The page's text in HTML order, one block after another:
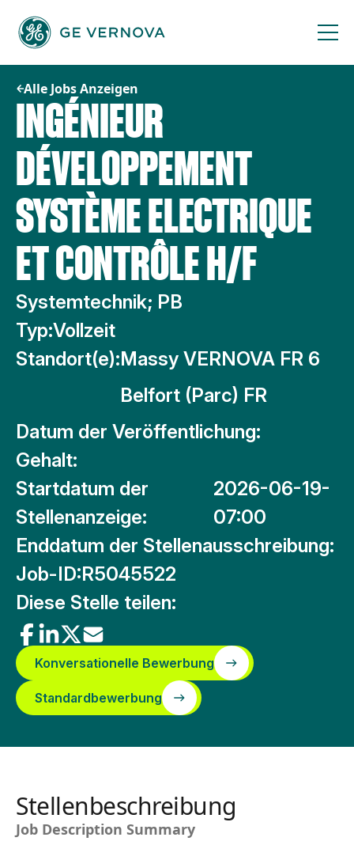
Inhalt
springen
Alle Jobs Anzeigen
INGÉNIEUR
DÉVELOPPEMENT
SYSTÈME ELECTRIQUE
ET CONTRÔLE H/F
Systemtechnik; PB
Typ:Vollzeit
Standort(e):Massy VERNOVA FR 6
Belfort (Parc) FR
Datum der Veröffentlichung:
Gehalt:
Startdatum der
Stellenanzeige:
2026-06-19-
07:00
Enddatum der Stellenausschreibung:
Job-ID:R5045522
Diese Stelle teilen:
Konversationelle Bewerbung
Standardbewerbung
Stellenbeschreibung
Job Description Summary